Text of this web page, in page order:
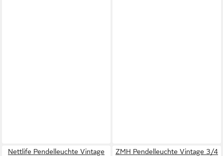
Nettlife Pendelleuchte Vintage
ZMH Pendelleuchte Vintage 3/4